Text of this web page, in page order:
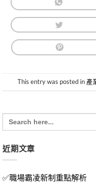
This entry was posted in 產
Search
for:
近期文章
✅職場霸凌新制重點解析